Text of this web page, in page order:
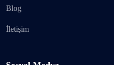
Blog
İletişim